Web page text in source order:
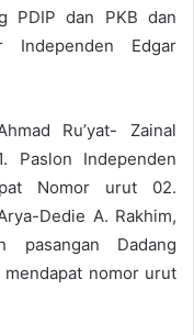
PDIP dan PKB dan
Edgar
Ru’yat- Zainal
Paslon Independen
Nomor urut 02.
Dedie A. Rakhim,
Dadang
nomor urut